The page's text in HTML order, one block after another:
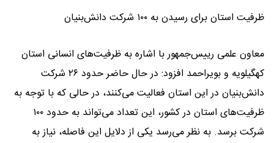
ظرفیت استان برای رسیدن به ۱۰۰ شرکت دانش‌بنیان
معاون علمی رییس‌جمهور با اشاره به ظرفیت‌های انسانی استان
کهگیلویه و بویراحمد افزود: در حال حاضر حدود ۲۶ شرکت
دانش‌بنیان در این استان فعالیت می‌کنند، در حالی که با توجه به
ظرفیت‌های استان در کشور، این تعداد می‌تواند به حدود ۱۰۰
شرکت برسد. به نظر می‌رسد یکی از دلایل این فاصله، نیاز به